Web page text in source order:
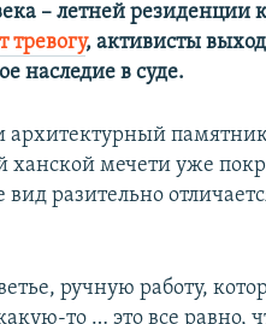
– летней резиденции
тревогу, активисты
наследие в суде.
ханской мечети уже
разительно
ручную работу,
то … это все равно,